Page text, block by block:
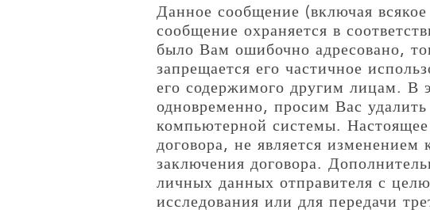
Данное сообщение (включая
сообщение охраняется в
было Вам ошибочно адресовано,
запрещается его частичное
его содержимого другим лицам. В
одновременно, просим Вас
компьютерной системы.
договора, не является
заключения договора.
личных данных отправителя с
исследования или для передачи